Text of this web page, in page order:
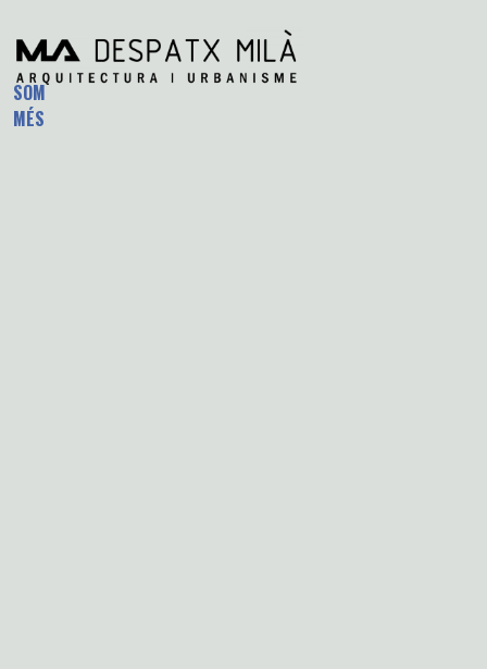
SOM
MÉS